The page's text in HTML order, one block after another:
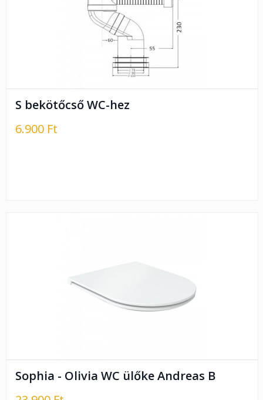
S bekötőcső WC-hez
6.900 Ft
Sophia - Olivia WC ülőke Andreas B